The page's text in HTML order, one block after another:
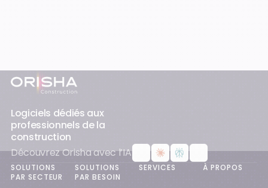
Pied-de-page
Logiciels dédiés aux
professionnels de la
construction
Découvrez Orisha avec l’IA
SOLUTIONS
PAR SECTEUR
SOLUTIONS
PAR BESOIN
SERVICES À PROPOS